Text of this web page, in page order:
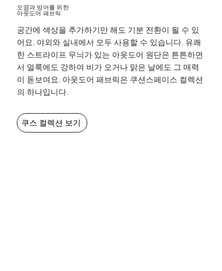
오염과 방어를 위한
​아웃도어 패브릭
공간에 색상을 추가하기만 해도 기분 전환이 될 수 있
어요. 야외와 실내에서 모두 사용할 수 있습니다. 유쾌
한 스트라이프 무늬가 있는 아웃도어 원단은 튼튼하면
서 얼룩에도 강하여 비가 오거나 맑은 날에도 그 매력
이 돋보여요. 아웃도어 패브릭은 쿠션스페이스 컬렉션
의 하나입니다.
쿠스 컬렉션 보기